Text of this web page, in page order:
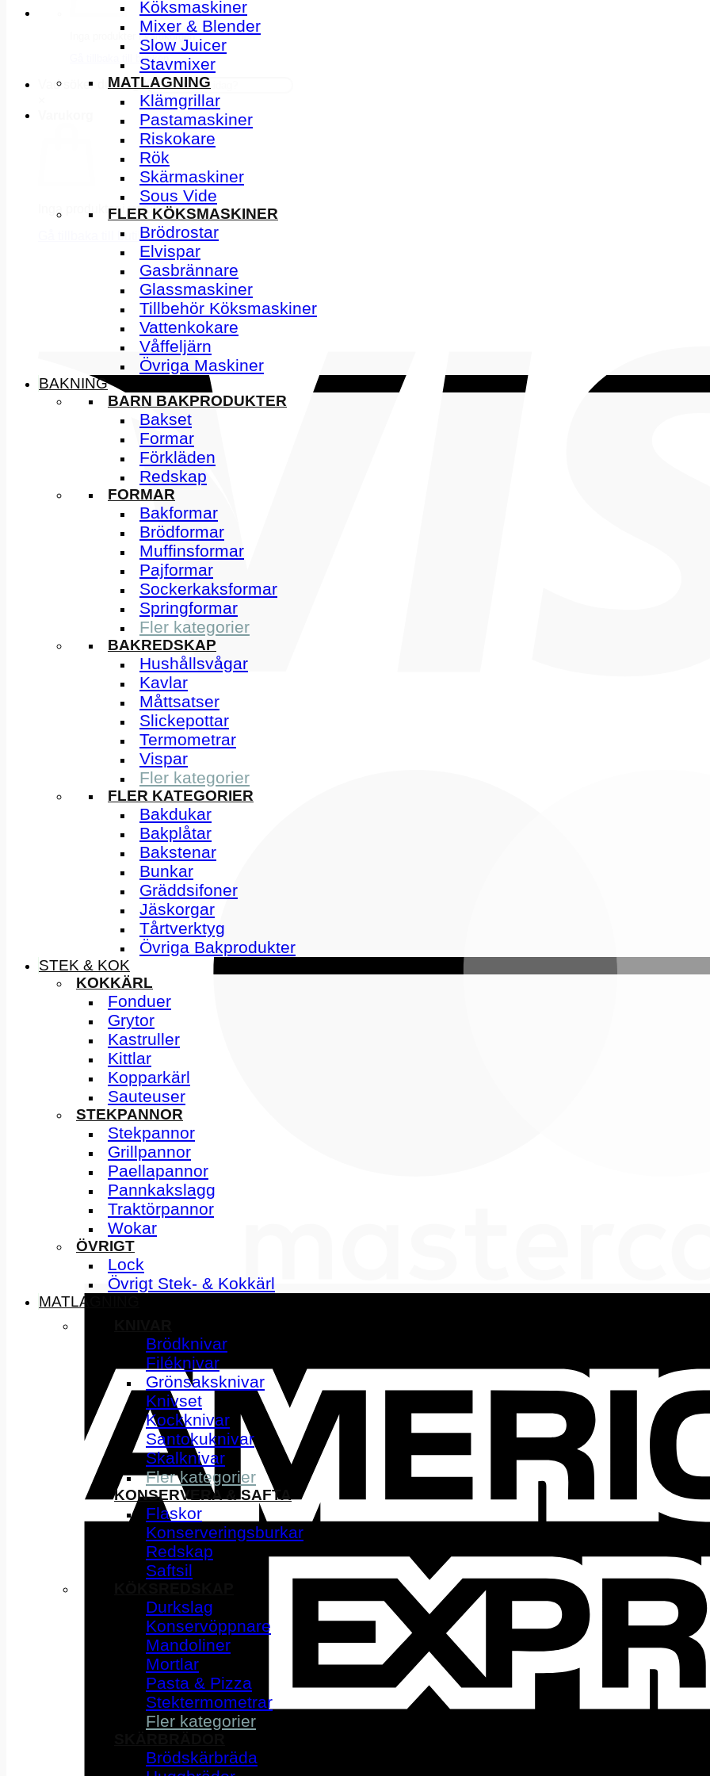
Inga produkter i varukorgen.
Gå tillbaka till butiken
Vad söker du idag?
Inga produkter i varukorgen.
Gå tillbaka till butiken
Köksmaskiner
Mixer & Blender
Slow Juicer
Stavmixer
MATLAGNING
Klämgrillar
Pastamaskiner
Riskokare
Rök
Skärmaskiner
Sous Vide
FLER KÖKSMASKINER
Brödrostar
Elvispar
Gasbrännare
Glassmaskiner
Tillbehör Köksmaskiner
Vattenkokare
Våffeljärn
Övriga Maskiner
BAKNING
BARN BAKPRODUKTER
Bakset
Formar
Förkläden
Redskap
FORMAR
Bakformar
Brödformar
Muffinsformar
Pajformar
Sockerkaksformar
Springformar
Fler kategorier
BAKREDSKAP
Hushållsvågar
Kavlar
Måttsatser
Slickepottar
Termometrar
Vispar
Fler kategorier
FLER KATEGORIER
Bakdukar
Bakplåtar
Bakstenar
Bunkar
Gräddsifoner
Jäskorgar
Tårtverktyg
Övriga Bakprodukter
STEK & KOK
KOKKÄRL
Fonduer
Grytor
Kastruller
Kittlar
Kopparkärl
Sauteuser
STEKPANNOR
Stekpannor
Grillpannor
Paellapannor
Pannkakslagg
Traktörpannor
Wokar
ÖVRIGT
Lock
Övrigt Stek- & Kokkärl
MATLAGNING
Brödknivar
Filéknivar
Grönsaksknivar
Knivset
Kockknivar
Santokuknivar
Skalknivar
Fler kategorier
KONSERVERA & SAFTA
Flaskor
Konserveringsburkar
Redskap
Saftsil
Durkslag
Konservöppnare
Mandoliner
Mortlar
Pasta & Pizza
Stektermometrar
Fler kategorier
Brödskärbräda